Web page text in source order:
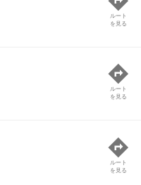
ルート
を見る
ルート
を見る
ルート
を見る